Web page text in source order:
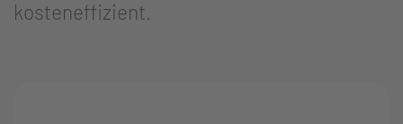
kosteneffizient.